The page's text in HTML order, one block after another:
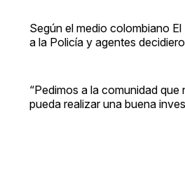
Según el medio colombiano
a la Policía y agentes
“Pedimos a la comunidad
pueda realizar una buena